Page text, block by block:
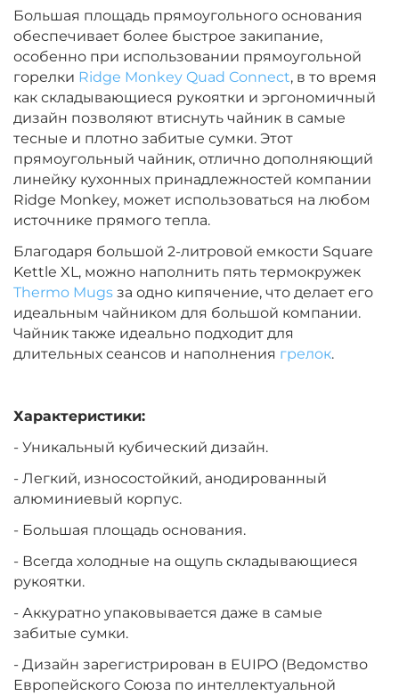
Большая площадь прямоугольного основания
обеспечивает более быстрое закипание,
особенно при использовании прямоугольной
горелки Ridge Monkey Quad Connect, в то время
как складывающиеся рукоятки и эргономичный
дизайн позволяют втиснуть чайник в самые
тесные и плотно забитые сумки. Этот
прямоугольный чайник, отлично дополняющий
линейку кухонных принадлежностей компании
Ridge Monkey, может использоваться на любом
источнике прямого тепла.
Благодаря большой 2-литровой емкости Square
Kettle XL, можно наполнить пять термокружек
Thermo Mugs за одно кипячение, что делает его
идеальным чайником для большой компании.
Чайник также идеально подходит для
длительных сеансов и наполнения грелок.
Характеристики:
- Уникальный кубический дизайн.
- Легкий, износостойкий, анодированный
алюминиевый корпус.
- Большая площадь основания.
- Всегда холодные на ощупь складывающиеся
рукоятки.
- Аккуратно упаковывается даже в самые
забитые сумки.
- Дизайн зарегистрирован в EUIPO (Ведомство
Европейского Союза по интеллектуальной